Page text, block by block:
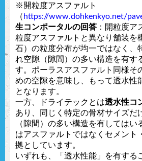
※開粒度アスファルト
（ https://www.dohkenkyo.net/
生コンポータルの回答 ：開粒度ア
粒度アスファルトと異なり舗装を
石）の粒度分布が均一ではなく、
れ空隙（隙間）の多い構造を有す
す。ポーラスアスファルト同様そ
めの空隙を意味し、もって透水性
となります。
一方、ドライテックとは透水性コ
あり、同じく特定の骨材サイズだ
（隙間）の多い構造を有してはい
はアスファルトではなくセメント
拠としています。
いずれも、「透水性能」を有する